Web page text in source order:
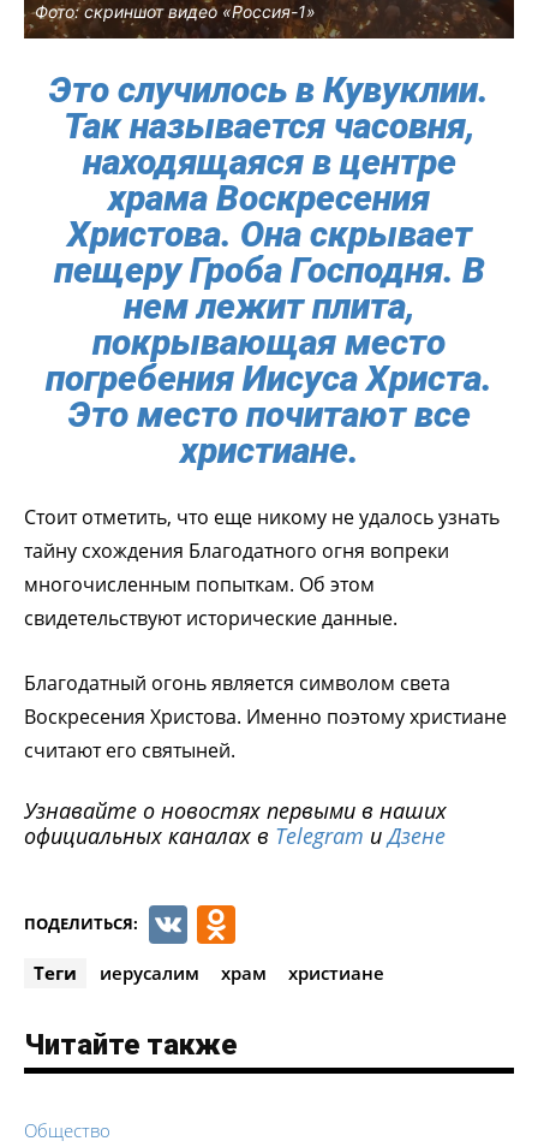
Фото: скриншот видео «Россия-1»
Это случилось в Кувуклии.
Так называется часовня,
находящаяся в центре
храма Воскресения
Христова. Она скрывает
пещеру Гроба Господня. В
нем лежит плита,
покрывающая место
погребения Иисуса Христа.
Это место почитают все
христиане.
Стоит отметить, что еще никому не удалось узнать
тайну схождения Благодатного огня вопреки
многочисленным попыткам. Об этом
свидетельствуют исторические данные.
Благодатный огонь является символом света
Воскресения Христова. Именно поэтому христиане
считают его святыней.
Узнавайте о новостях первыми в наших
официальных каналах в Telegram иДзене
ПОДЕЛИТЬСЯ: VK
Теги иерусалим храм христиане
Читайте также
Общество